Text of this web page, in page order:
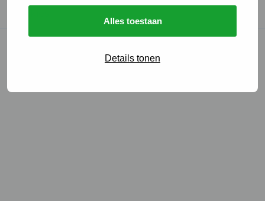
Alles toestaan
Details tonen